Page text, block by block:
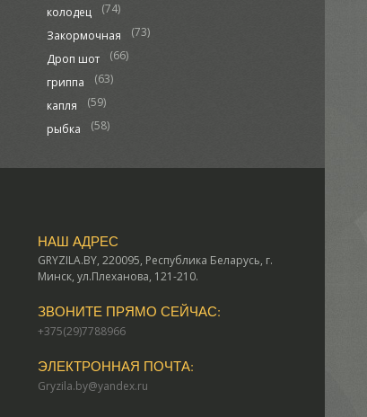
колодец
(74)
Закормочная
(73)
Дроп шот
(66)
гриппа
(63)
капля
(59)
рыбка
(58)
НАШ АДРЕС
GRYZILA.BY, 220095, Республика Беларусь, г.
Минск, ул.Плеханова, 121-210.
ЗВОНИТЕ ПРЯМО СЕЙЧАС:
+375(29)7788966
ЭЛЕКТРОННАЯ ПОЧТА:
Gryzila.by@yandex.ru